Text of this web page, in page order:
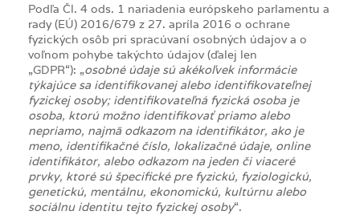
Podľa Čl. 4 ods. 1 nariadenia európskeho parlamentu a
rady (EÚ) 2016/679 z 27. apríla 2016 o ochrane
fyzických osôb pri spracúvaní osobných údajov a o
voľnom pohybe takýchto údajov (ďalej len
„GDPR“): „osobné údaje sú akékoľvek informácie
týkajúce sa identifikovanej alebo identifikovateľnej
fyzickej osoby; identifikovateľná fyzická osoba je
osoba, ktorú možno identifikovať priamo alebo
nepriamo, najmä odkazom na identifikátor, ako je
meno, identifikačné číslo, lokalizačné údaje, online
identifikátor, alebo odkazom na jeden či viaceré
prvky, ktoré sú špecifické pre fyzickú, fyziologickú,
genetickú, mentálnu, ekonomickú, kultúrnu alebo
sociálnu identitu tejto fyzickej osoby“.